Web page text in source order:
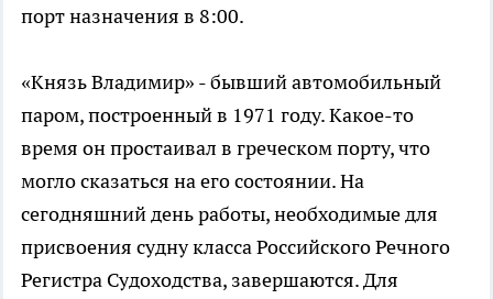
порт назначения в 8:00.
«Князь Владимир» - бывший автомобильный
паром, построенный в 1971 году. Какое-то
время он простаивал в греческом порту, что
могло сказаться на его состоянии. На
сегодняшний день работы, необходимые для
присвоения судну класса Российского Речного
Регистра Судоходства, завершаются. Для